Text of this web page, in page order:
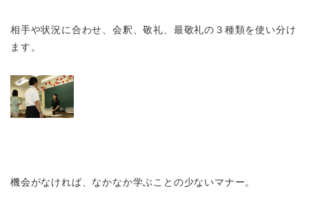
相手や状況に合わせ、会釈、敬礼、最敬礼の３種類を使い分け
ます。
機会がなければ、なかなか学ぶことの少ないマナー。